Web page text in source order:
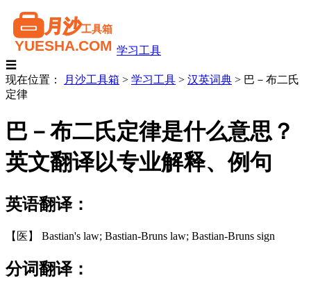
学习工具
☰
现在位置：
月沙工具箱 > 学习工具 > 汉英词典 > 巴－布二氏
定律
巴－布二氏定律是什么意思？
英文翻译以专业解释、例句
英语翻译：
【医】 Bastian's law; Bastian-Bruns law; Bastian-Bruns sign
分词翻译：